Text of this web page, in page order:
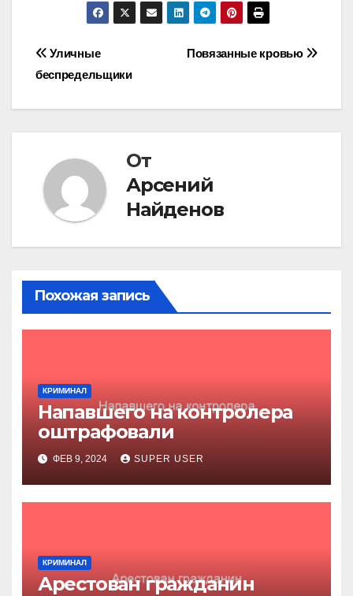
Навигация
по
Повязанные кровью
Уличные
беспредельщики
От
Арсений
Найденов
Похожая запись
КРИМИНАЛ
Напавшего на контролера
оштрафовали
ФЕВ 9, 2024 SUPER USER
КРИМИНАЛ
Арестован гражданин